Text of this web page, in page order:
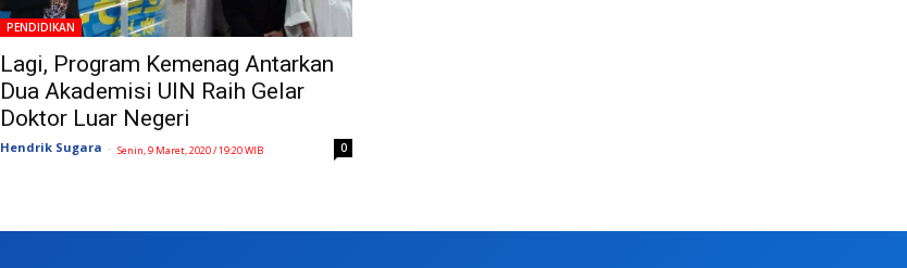
PENDIDIKAN
Lagi, Program Kemenag Antarkan
Dua Akademisi UIN Raih Gelar
Doktor Luar Negeri
Hendrik Sugara - Senin, 9 Maret, 2020 / 19:20 WIB 0